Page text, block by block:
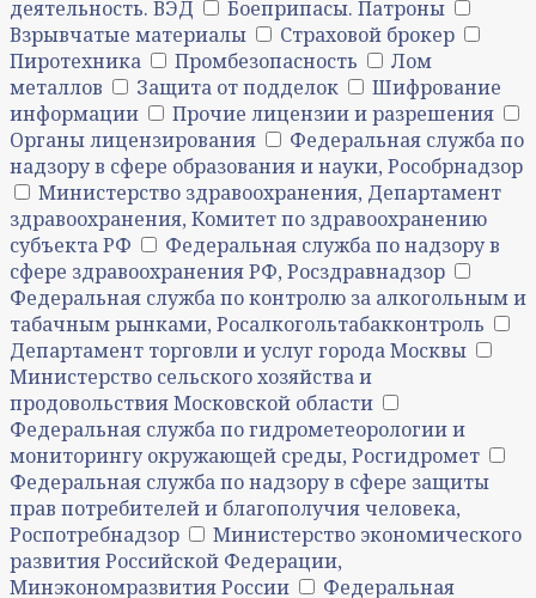
деятельность. ВЭД
Боеприпасы. Патроны
Взрывчатые материалы
Страховой брокер
Пиротехника
Промбезопасность
Лом
металлов
Защита от подделок
Шифрование
информации
Прочие лицензии и разрешения
Органы лицензирования
Федеральная служба по
надзору в сфере образования и науки, Рособрнадзор
Министерство здравоохранения, Департамент
здравоохранения, Комитет по здравоохранению
субъекта РФ
Федеральная служба по надзору в
сфере здравоохранения РФ, Росздравнадзор
Федеральная служба по контролю за алкогольным и
табачным рынками, Росалкогольтабакконтроль
Департамент торговли и услуг города Москвы
Министерство сельского хозяйства и
продовольствия Московской области
Федеральная служба по гидрометеорологии и
мониторингу окружающей среды, Росгидромет
Федеральная служба по надзору в сфере защиты
прав потребителей и благополучия человека,
Роспотребнадзор
Министерство экономического
развития Российской Федерации,
Минэкономразвития России
Федеральная